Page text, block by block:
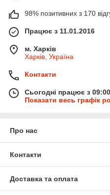
98% позитивних з 170
Працює з 11.01.2016
м. Харків
Харків, Україна
Контакти
Сьогодні працює з
Показати весь графік
Про нас
Контакти
Доставка та оплата